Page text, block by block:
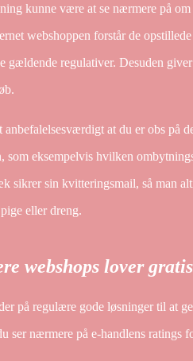
kunne være at se nærmere på
webshoppen forstår de
gældende regulativer. Desuden
anbefalelsesværdigt at du er obs på
som eksempelvis hvilken
sikrer sin kvitteringsmail, så man
eller dreng.
webshops lover
på regulære gode løsninger til at
ser nærmere på e-handlens ratings